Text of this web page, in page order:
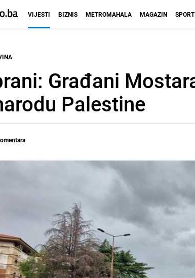
VIJESTI BIZNIS METROMAHALA MAGAZIN SPORT
Građani
Palestine